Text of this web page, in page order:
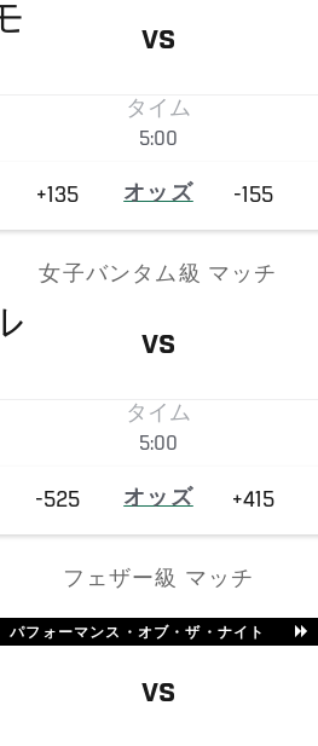
VS
タイム
5:00
+135 オッズ -155
女子バンタム級 マッチ
VS
タイム
5:00
-525 オッズ +415
フェザー級 マッチ
パフォーマンス・オブ・ザ・ナイト
VS